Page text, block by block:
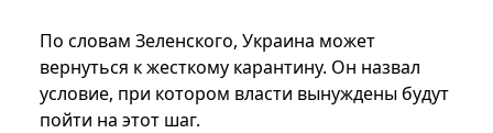
По словам Зеленского, Украина может
вернуться к жесткому карантину. Он назвал
условие, при котором власти вынуждены будут
пойти на этот шаг.